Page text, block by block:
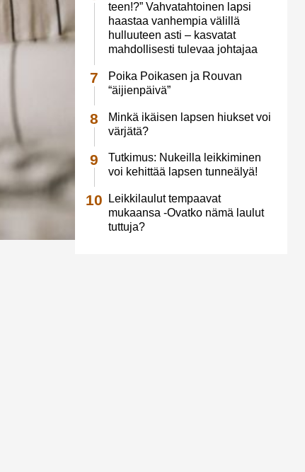
teen!?” Vahvatahtoinen lapsi
haastaa vanhempia välillä
hulluuteen asti – kasvatat
mahdollisesti tulevaa johtajaa
Poika Poikasen ja Rouvan
“äijienpäivä”
Minkä ikäisen lapsen hiukset voi
värjätä?
Tutkimus: Nukeilla leikkiminen
voi kehittää lapsen tunneälyä!
Leikkilaulut tempaavat
mukaansa -Ovatko nämä laulut
tuttuja?